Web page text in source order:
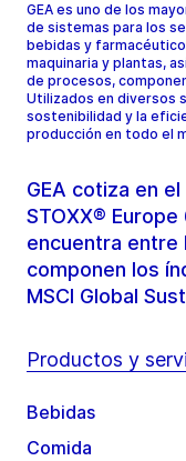
GEA es uno de los
de sistemas para los
bebidas y
maquinaria y plantas,
de procesos,
Utilizados en diversos
sostenibilidad y la
producción en todo el
GEA cotiza en
STOXX®
encuentra entre
componen los
MSCI Global
Productos y
Bebidas
Comida